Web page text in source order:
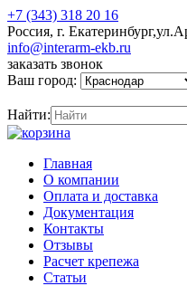
+7 (343) 318 20 16
Россия, г.
info@interarm-ekb.ru
заказать звонок
Ваш город:
Найти:
Главная
О компании
Оплата и доставка
Документация
Контакты
Отзывы
Расчет крепежа
Статьи